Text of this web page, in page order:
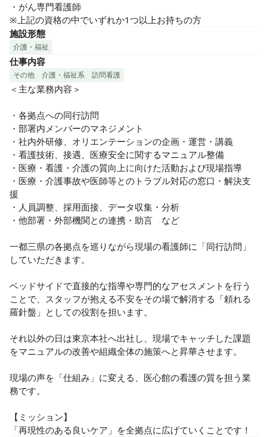
医心館は全国に130以上の施設（東証プライム市場上場）が
あり、看護師は全体で2300名以上、内、専門・認定看護師が
トータル約60名程度在籍しております。
毎年、全国で「がん」で亡くなる方が約40万人いらっしゃ
り、全体の約2％（約8,000人）の方が弊社施設で最期の瞬間
を迎えられています。
限られたお時間をその方らしく〈生ききる〉ための施設で
す。
・がん専門看護師
※上記の資格の中でいずれか1つ以上お持ちの方
施設形態
介護・福祉
仕事内容
その他 介護・福祉系 訪問看護
＜主な業務内容＞
・各拠点への同行訪問
・部署内メンバーのマネジメント
・社内外研修、オリエンテーションの企画・運営・講義
・看護技術、接遇、医療安全に関するマニュアル整備
・医療・看護・介護の質向上に向けた活動および現場指導
・医療・介護事故や医師等とのトラブル対応の窓口・解決支
援
・人員調整、採用面接、データ収集・分析
・他部署・外部機関との連携・助言　など
一都三県の各拠点を巡りながら現場の看護師に「同行訪問」
していただきます。
ベッドサイドで直接的な指導や専門的なアセスメントを行う
ことで、スタッフが抱える不安をその場で解消する「頼れる
羅針盤」としての役割を担います。
それ以外の日は東京本社へ出社し、現場でキャッチした課題
をマニュアルの改善や組織全体の施策へと昇華させます。
現場の声を「仕組み」に変える、医心館の看護の質を担う業
務です。
【ミッション】
「再現性のある良いケア」を全拠点に広げていくことです！